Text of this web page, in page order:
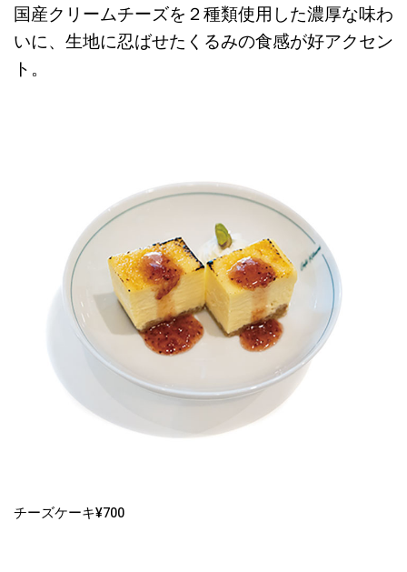
国産クリームチーズを２種類使用した濃厚な味わ
いに、生地に忍ばせたくるみの食感が好アクセン
ト。
チーズケーキ¥700